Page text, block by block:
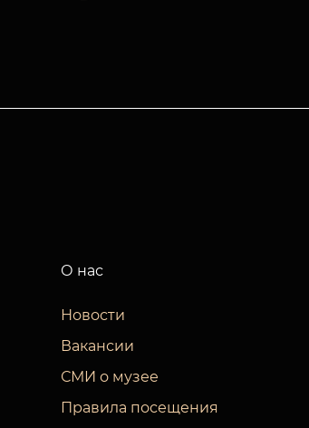
О нас
Новости
Вакансии
СМИ о музее
Правила посещения